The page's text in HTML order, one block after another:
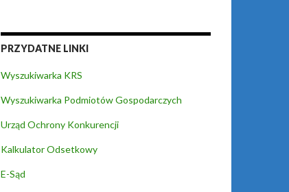
PRZYDATNE LINKI
Wyszukiwarka KRS
Wyszukiwarka Podmiotów Gospodarczych
Urząd Ochrony Konkurencji
Kalkulator Odsetkowy
E-Sąd